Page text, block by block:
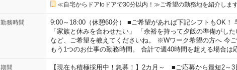
≪自宅からドアtoドアで30分以内！≫ご希望の勤務地を紹介します
勤務時間
9:00～18:00（休憩60分） ■ご希望があれば下記シフトもOK！
「家族と休みを合わせたい」 「余裕を持って夕飯の準備がし
など、ご希望を教えてくださいね。 ※Wワーク希望の方へ 今
もう1つのお仕事の勤務時間。 合計で週40時間を超える場合は
期間 【現在も積極採用中！急募！】2カ月～ ■ご応募から最短2～3